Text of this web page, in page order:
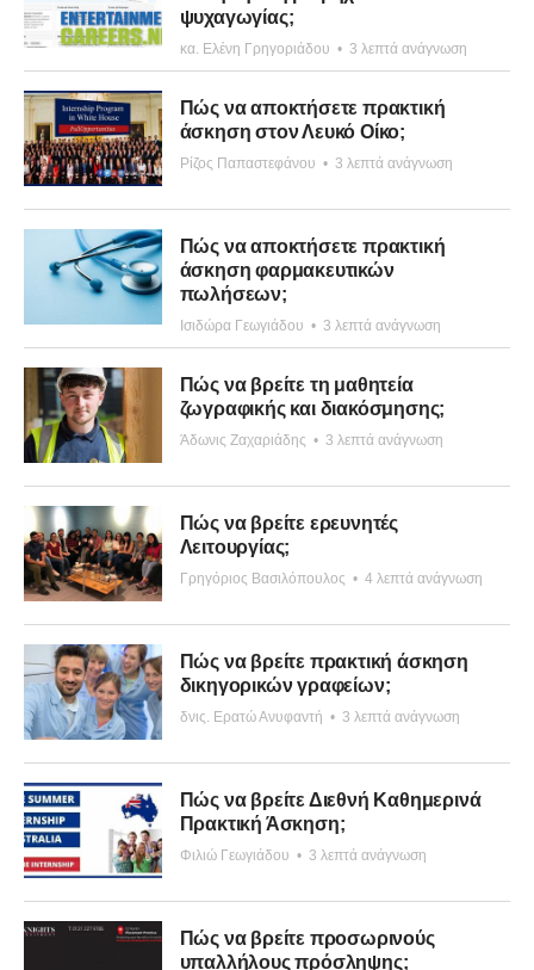
ψυχαγωγίας;
κα. Ελένη Γρηγοριάδου • 3 λεπτά ανάγνωση
Πώς να αποκτήσετε πρακτική
άσκηση στον Λευκό Οίκο;
Ρίζος Παπαστεφάνου • 3 λεπτά ανάγνωση
Πώς να αποκτήσετε πρακτική
άσκηση φαρμακευτικών
πωλήσεων;
Ισιδώρα Γεωγιάδου • 3 λεπτά ανάγνωση
Πώς να βρείτε τη μαθητεία
ζωγραφικής και διακόσμησης;
Άδωνις Ζαχαριάδης • 3 λεπτά ανάγνωση
Πώς να βρείτε ερευνητές
Λειτουργίας;
Γρηγόριος Βασιλόπουλος • 4 λεπτά ανάγνωση
Πώς να βρείτε πρακτική άσκηση
δικηγορικών γραφείων;
δνις. Ερατώ Ανυφαντή • 3 λεπτά ανάγνωση
Πώς να βρείτε Διεθνή Καθημερινά
Πρακτική Άσκηση;
Φιλιώ Γεωγιάδου • 3 λεπτά ανάγνωση
Πώς να βρείτε προσωρινούς
υπαλλήλους πρόσληψης;